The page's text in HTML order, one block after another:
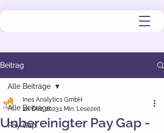
Beitrag
Alle Beiträge
Pay Gap
Alle Beiträge
Unbereinigter Pay Gap -
Ines Analytics GmbH
20. Dez. 20231 Min. Lesezeit